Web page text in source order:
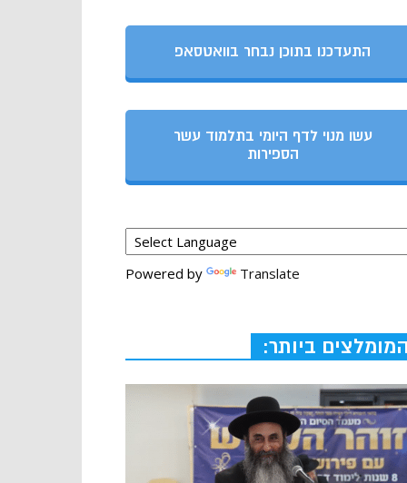
התעדכנו בתוכן נבחר בוואטסאפ
עשו מנוי לדף היומי בתלמוד עשר
הספירות
Powered by Translate
המומלצים ביותר: